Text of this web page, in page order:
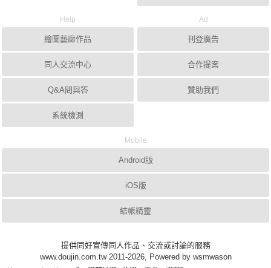
Help
繪圖藝廊作品
同人交流中心
Q&A問與答
系統檢測
Ad
刊登廣告
合作提案
贊助我們
Mobile
Android版
iOS版
結帳精靈
提供同好宣傳同人作品、交流或討論的服務
www.doujin.com.tw 2011-2026, Powered by wsmwason